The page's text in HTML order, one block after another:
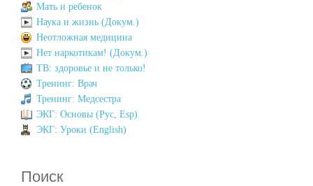
Мать и ребенок
Наука и жизнь (Докум.)
Неотложная медицина
Нет наркотикам! (Докум.)
ТВ: здоровье и не только!
Тренинг: Врач
Тренинг: Медсестра
ЭКГ: Основы (Рус, Esp)
ЭКГ: Уроки (English)
Поиск